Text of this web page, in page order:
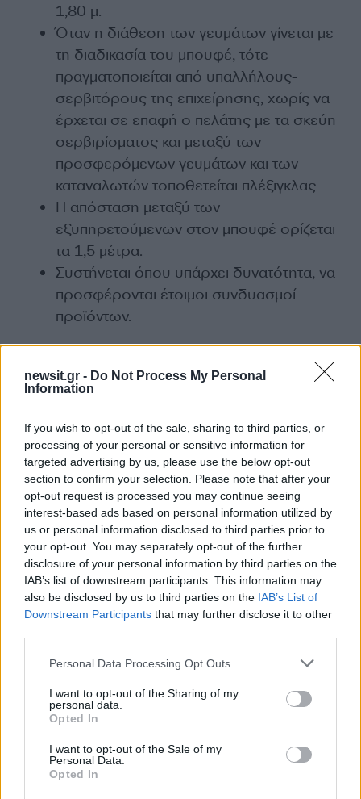
newsit.gr - Do Not Process My Personal
Information
If you wish to opt-out of the sale, sharing to third parties, or
processing of your personal or sensitive information for
targeted advertising by us, please use the below opt-out
section to confirm your selection. Please note that after your
opt-out request is processed you may continue seeing
interest-based ads based on personal information utilized by
us or personal information disclosed to third parties prior to
your opt-out. You may separately opt-out of the further
disclosure of your personal information by third parties on the
IAB’s list of downstream participants. This information may
also be disclosed by us to third parties on the IAB’s List of
Downstream Participants that may further disclose it to other
Please note that this website/app uses one or more Google
not limited to your visit or usage behaviour. You may click to
grant or deny consent to Google and its third-party tags to
use your data for below specified purposes in below Google
consent section.
Personal Data Processing Opt Outs
I want to opt-out of the Sharing of my
personal data.
Opted In
I want to opt-out of the Sale of my
Personal Data.
Opted In
1,80 μ.
Όταν η διάθεση των γευμάτων γίνεται με
τη διαδικασία του μπουφέ, τότε
πραγματοποιείται από υπαλλήλους-
σερβιτόρους της επιχείρησης, χωρίς να
έρχεται σε επαφή ο πελάτης με τα σκεύη
σερβιρίσματος και μεταξύ των
προσφερόμενων γευμάτων και των
καταναλωτών τοποθετείται πλέξιγκλας
Η απόσταση μεταξύ των
εξυπηρετούμενων στον μπουφέ ορίζεται
τα 1,5 μέτρα.
Συστήνεται όπου υπάρχει δυνατότητα, να
προσφέρονται έτοιμοι συνδυασμοί
προϊόντων.
Τα κέντρα διασκέδασης λειτουργούν με τους
κανόνες λειτουργίας της εστίασης όπως ισχύουν
για υπαίθριους ημιυπαίθριους και εσωτερικούς
χώρους και επιπροσθέτως
Σε όλους τους εσωτερικούς χώρους των
κέντρων διασκέδασης απαγορεύεται η
χρήση των μπαρ ως χώρου παραμονής
των πελατών.